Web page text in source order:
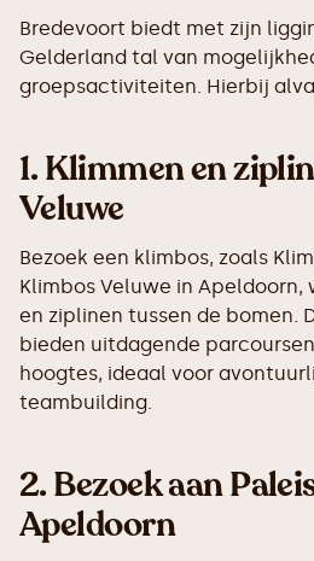
Bredevoort biedt met zijn
Gelderland tal van
groepsactiviteiten. Hierbij
1.Klimmen en
Veluwe
Bezoek een klimbos, zoals
Klimbos Veluwe in
en ziplinen tussen de bomen.
bieden uitdagende
hoogtes, ideaal voor
teambuilding.
2.Bezoek aan
Apeldoorn